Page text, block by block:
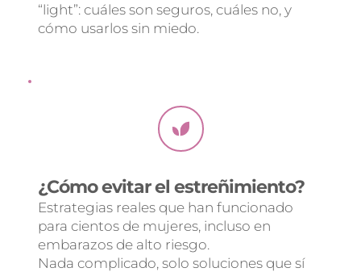
“light”: cuáles son seguros, cuáles no, y
cómo usarlos sin miedo.
¿Cómo evitar el estreñimiento?
Estrategias reales que han funcionado
para cientos de mujeres, incluso en
embarazos de alto riesgo.
Nada complicado, solo soluciones que sí